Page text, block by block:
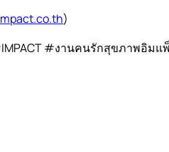
)
#งานคนรักสุขภาพอิมแ